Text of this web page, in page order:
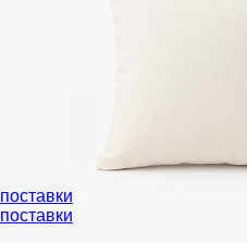
поставки
поставки